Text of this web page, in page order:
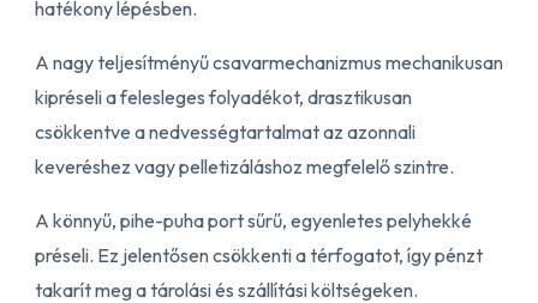
hatékony lépésben.
A nagy teljesítményű csavarmechanizmus mechanikusan
kipréseli a felesleges folyadékot, drasztikusan
csökkentve a nedvességtartalmat az azonnali
keveréshez vagy pelletizáláshoz megfelelő szintre.
A könnyű, pihe-puha port sűrű, egyenletes pelyhekké
préseli. Ez jelentősen csökkenti a térfogatot, így pénzt
takarít meg a tárolási és szállítási költségeken.